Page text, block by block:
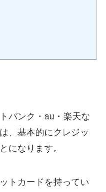
バンク・au・楽天な
、基本的にクレジッ
になります。
トカードを持ってい